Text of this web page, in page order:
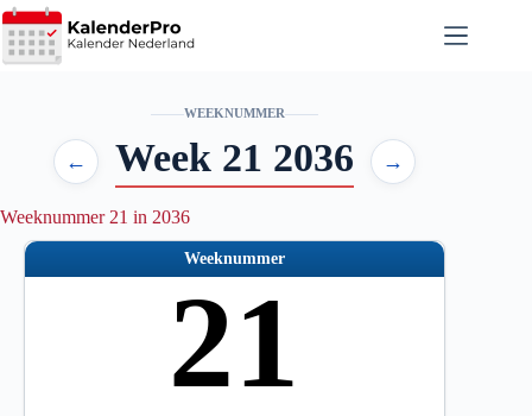
Ga
naar
de
WEEKNUMMER
← Week 21 2036 →
Weeknummer 21 in 2036
Weeknummer
21